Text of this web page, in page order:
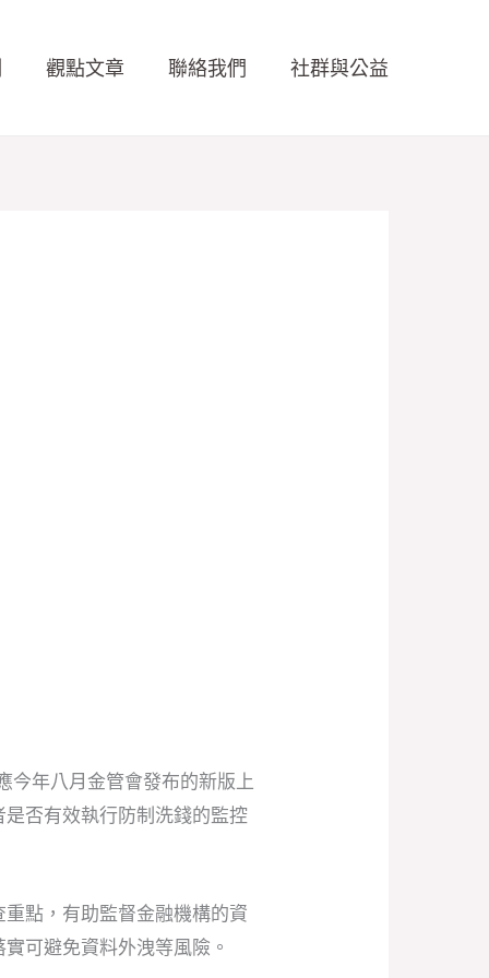
觀點文章 聯絡我們 社群與公益
今年八月金管會發布的新版上
否有效執行防制洗錢的監控
點，有助監督金融機構的資
可避免資料外洩等風險。